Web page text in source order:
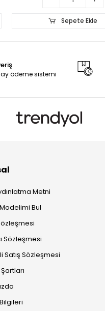
Sepete Ekle
ödeme sistemi
Metni
Bul
Sözleşmesi
Satış Sözleşmesi